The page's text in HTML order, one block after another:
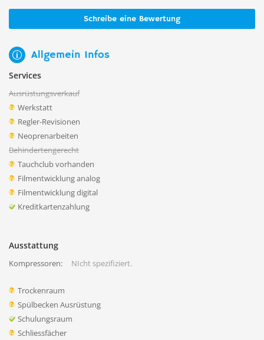
Schreibe eine Bewertung
Allgemein Infos
Services
Ausrüstungsverkauf
Werkstatt
Regler-Revisionen
Neoprenarbeiten
Behindertengerecht
Tauchclub vorhanden
Filmentwicklung analog
Filmentwicklung digital
Kreditkartenzahlung
Ausstattung
Kompressoren: NIcht spezifiziert.
Trockenraum
Spülbecken Ausrüstung
Schulungsraum
Schliessfächer